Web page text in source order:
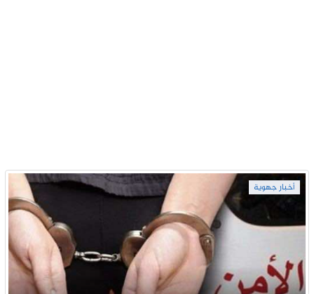
أخبار جهوية